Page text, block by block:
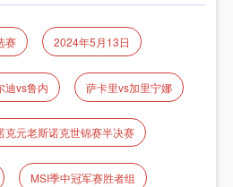
赛 2024年5月13日
迪vs鲁内 萨卡里vs加里宁娜
克元老斯诺克世锦赛半决赛
MSI季中冠军赛胜者组